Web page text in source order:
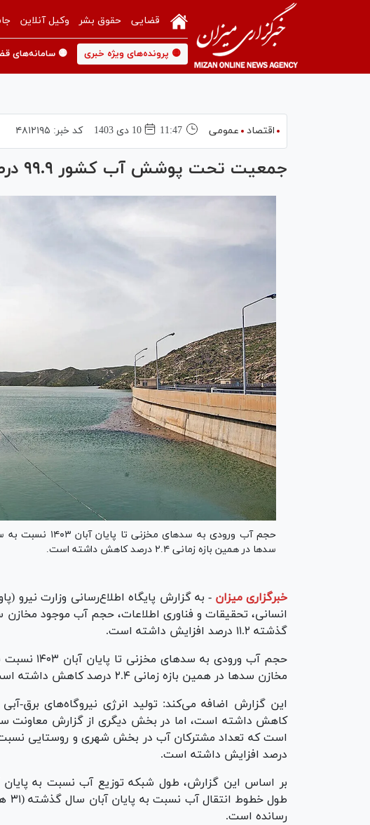
قضایی حقوق بشر وکیل آنلاین
🟡 پرونده‌های ویژه خبری 🟡 سامانه‌های
اقتصاد عمومی 11:47 10 دی 1403 کد خبر: ۴۸۱۲۱۹۵
جمعیت تحت پوشش آب کشور ۹۹.۹ درصد و فاضلاب ۵۵.۸۹ درصد است
سد‌ها در همین بازه زمانی ۲.۴ درصد کاهش داشته است.
خبرگزاری میزان - به گزارش پایگاه اطلاع‌رسانی وزارت نیرو
انسانی، تحقیقات و فناوری اطلاعات، حجم آب موجود
گذشته ۱۱.۲ درصد افزایش داشته است.
مخازن سد‌ها در همین بازه زمانی ۲.۴ درصد کاهش داشته است.
کاهش داشته است، اما در بخش دیگری از گزارش معاونت
درصد افزایش داشته است.
رسانده است.